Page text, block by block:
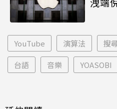
YouTube 演算法 搜
台語 音樂 YOASOBI